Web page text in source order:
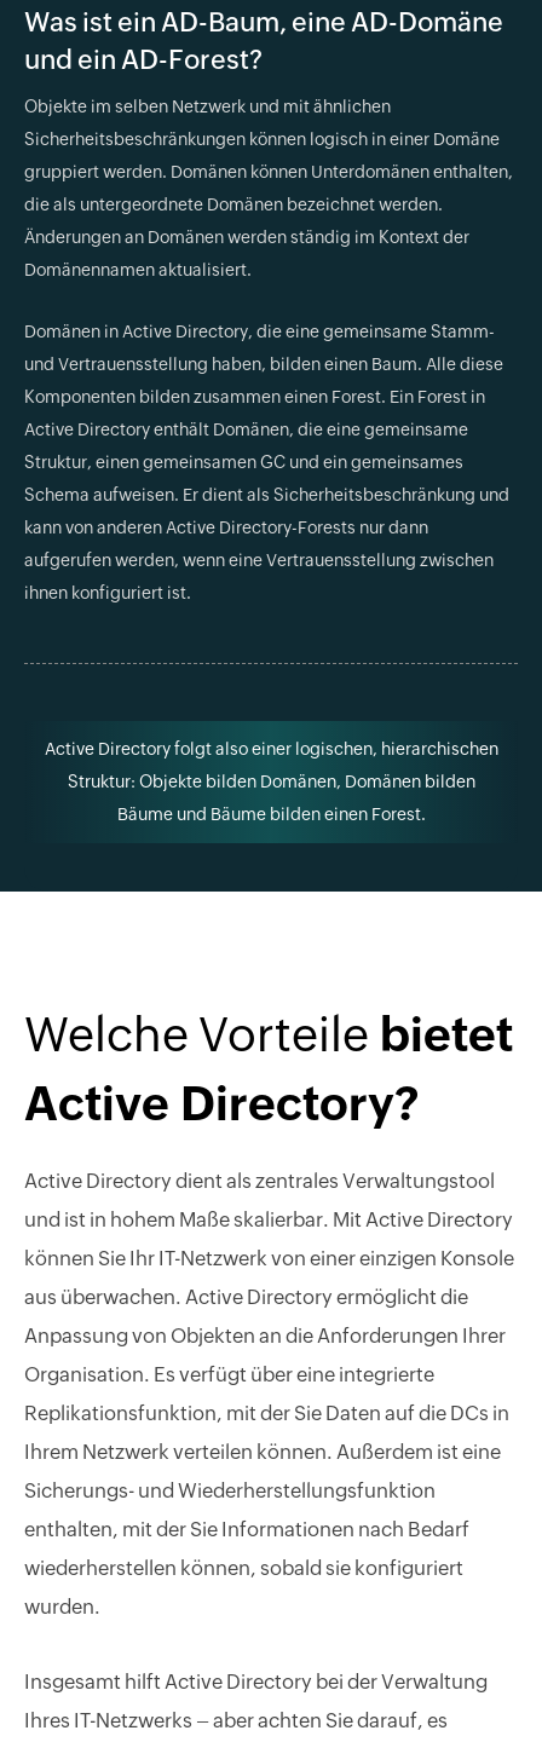
Was ist ein AD-Baum, eine AD-Domäne
und ein AD-Forest?
Objekte im selben Netzwerk und mit ähnlichen
Sicherheitsbeschränkungen können logisch in einer Domäne
gruppiert werden. Domänen können Unterdomänen enthalten,
die als untergeordnete Domänen bezeichnet werden.
Änderungen an Domänen werden ständig im Kontext der
Domänennamen aktualisiert.
Domänen in Active Directory, die eine gemeinsame Stamm-
und Vertrauensstellung haben, bilden einen Baum. Alle diese
Komponenten bilden zusammen einen Forest. Ein Forest in
Active Directory enthält Domänen, die eine gemeinsame
Struktur, einen gemeinsamen GC und ein gemeinsames
Schema aufweisen. Er dient als Sicherheitsbeschränkung und
kann von anderen Active Directory-Forests nur dann
aufgerufen werden, wenn eine Vertrauensstellung zwischen
ihnen konfiguriert ist.
Active Directory folgt also einer logischen, hierarchischen
Struktur: Objekte bilden Domänen, Domänen bilden
Bäume und Bäume bilden einen Forest.
Welche Vorteile bietet
Active Directory?
Active Directory dient als zentrales Verwaltungstool
und ist in hohem Maße skalierbar. Mit Active Directory
können Sie Ihr IT-Netzwerk von einer einzigen Konsole
aus überwachen. Active Directory ermöglicht die
Anpassung von Objekten an die Anforderungen Ihrer
Organisation. Es verfügt über eine integrierte
Replikationsfunktion, mit der Sie Daten auf die DCs in
Ihrem Netzwerk verteilen können. Außerdem ist eine
Sicherungs- und Wiederherstellungsfunktion
enthalten, mit der Sie Informationen nach Bedarf
wiederherstellen können, sobald sie konfiguriert
wurden.
Insgesamt hilft Active Directory bei der Verwaltung
Ihres IT-Netzwerks – aber achten Sie darauf, es